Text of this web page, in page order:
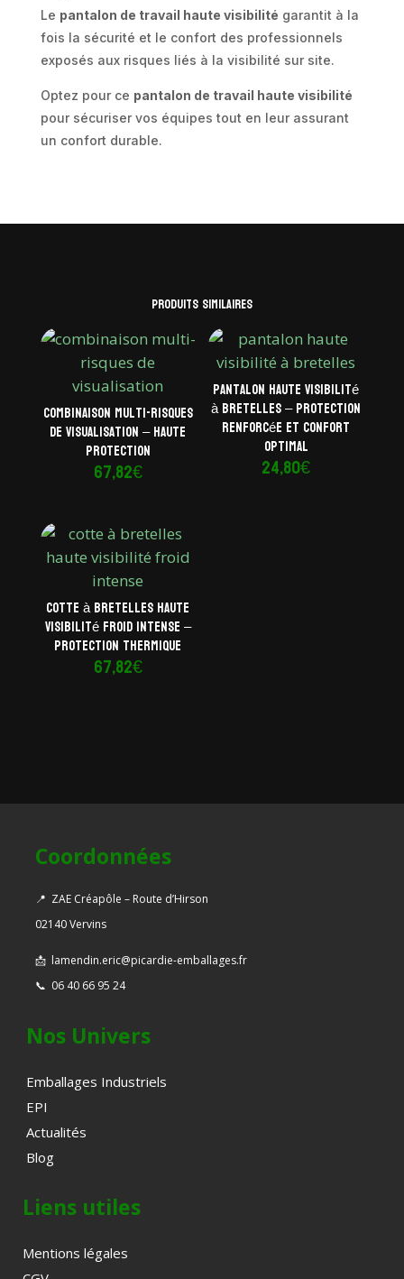
Le pantalon de travail haute visibilité garantit à la
fois la sécurité et le confort des professionnels
exposés aux risques liés à la visibilité sur site.
Optez pour ce pantalon de travail haute visibilité
pour sécuriser vos équipes tout en leur assurant
un confort durable.
Produits similaires
Combinaison multi-risques
de visualisation – Haute
protection
67,82€
Pantalon haute visibilité
à bretelles – Protection
renforcée et confort
optimal
24,80€
Cotte à bretelles haute
visibilité froid intense –
Protection thermique
67,82€
Coordonnées
📍 ZAE Créapôle – Route d’Hirson
02140 Vervins
📩 lamendin.eric@picardie-emballages.fr
📞 06 40 66 95 24
Nos Univers
Emballages Industriels
EPI
Actualités
Blog
Liens utiles
Mentions légales